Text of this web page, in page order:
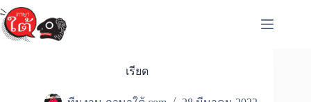
Skip
to
content
เรียด